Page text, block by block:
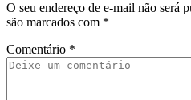
O seu endereço de e-mail não será
são marcados com *
Comentário *